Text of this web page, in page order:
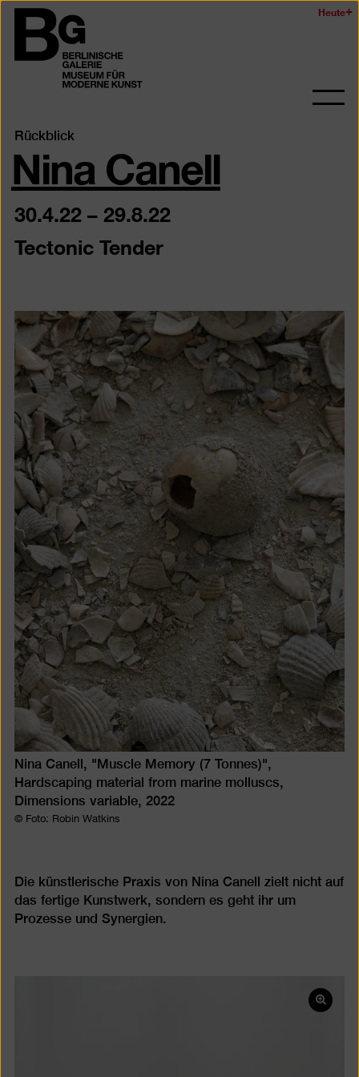
Zum
Seiteninhalt
springen
Berlinischen
Galerie
Heute
Rückblick
Nina Canell
30.4.22–29.8.22
Tectonic Tender
Nina Canell, "Muscle Memory (7 Tonnes)",
Hardscaping material from marine molluscs,
Dimensions variable, 2022
© Foto: Robin Watkins
Die künstlerische Praxis von Nina Canell zielt nicht auf
das fertige Kunstwerk, sondern es geht ihr um
Prozesse und Synergien.
Bild